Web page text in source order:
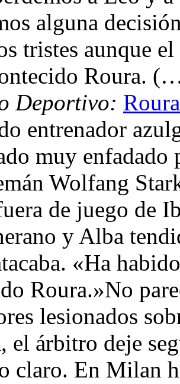
alguna
tristes aunque
Roura.
Deportivo:
entrenador
muy
Wolfang
de juego de
y Alba
«Ha
Roura.»No
lesionados
el árbitro deje
claro. En Milan